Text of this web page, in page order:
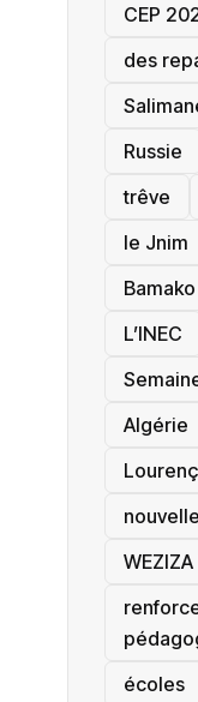
‎CEP
des
Russie
trêve
le Jnim
L’INEC
‎Algérie
écoles